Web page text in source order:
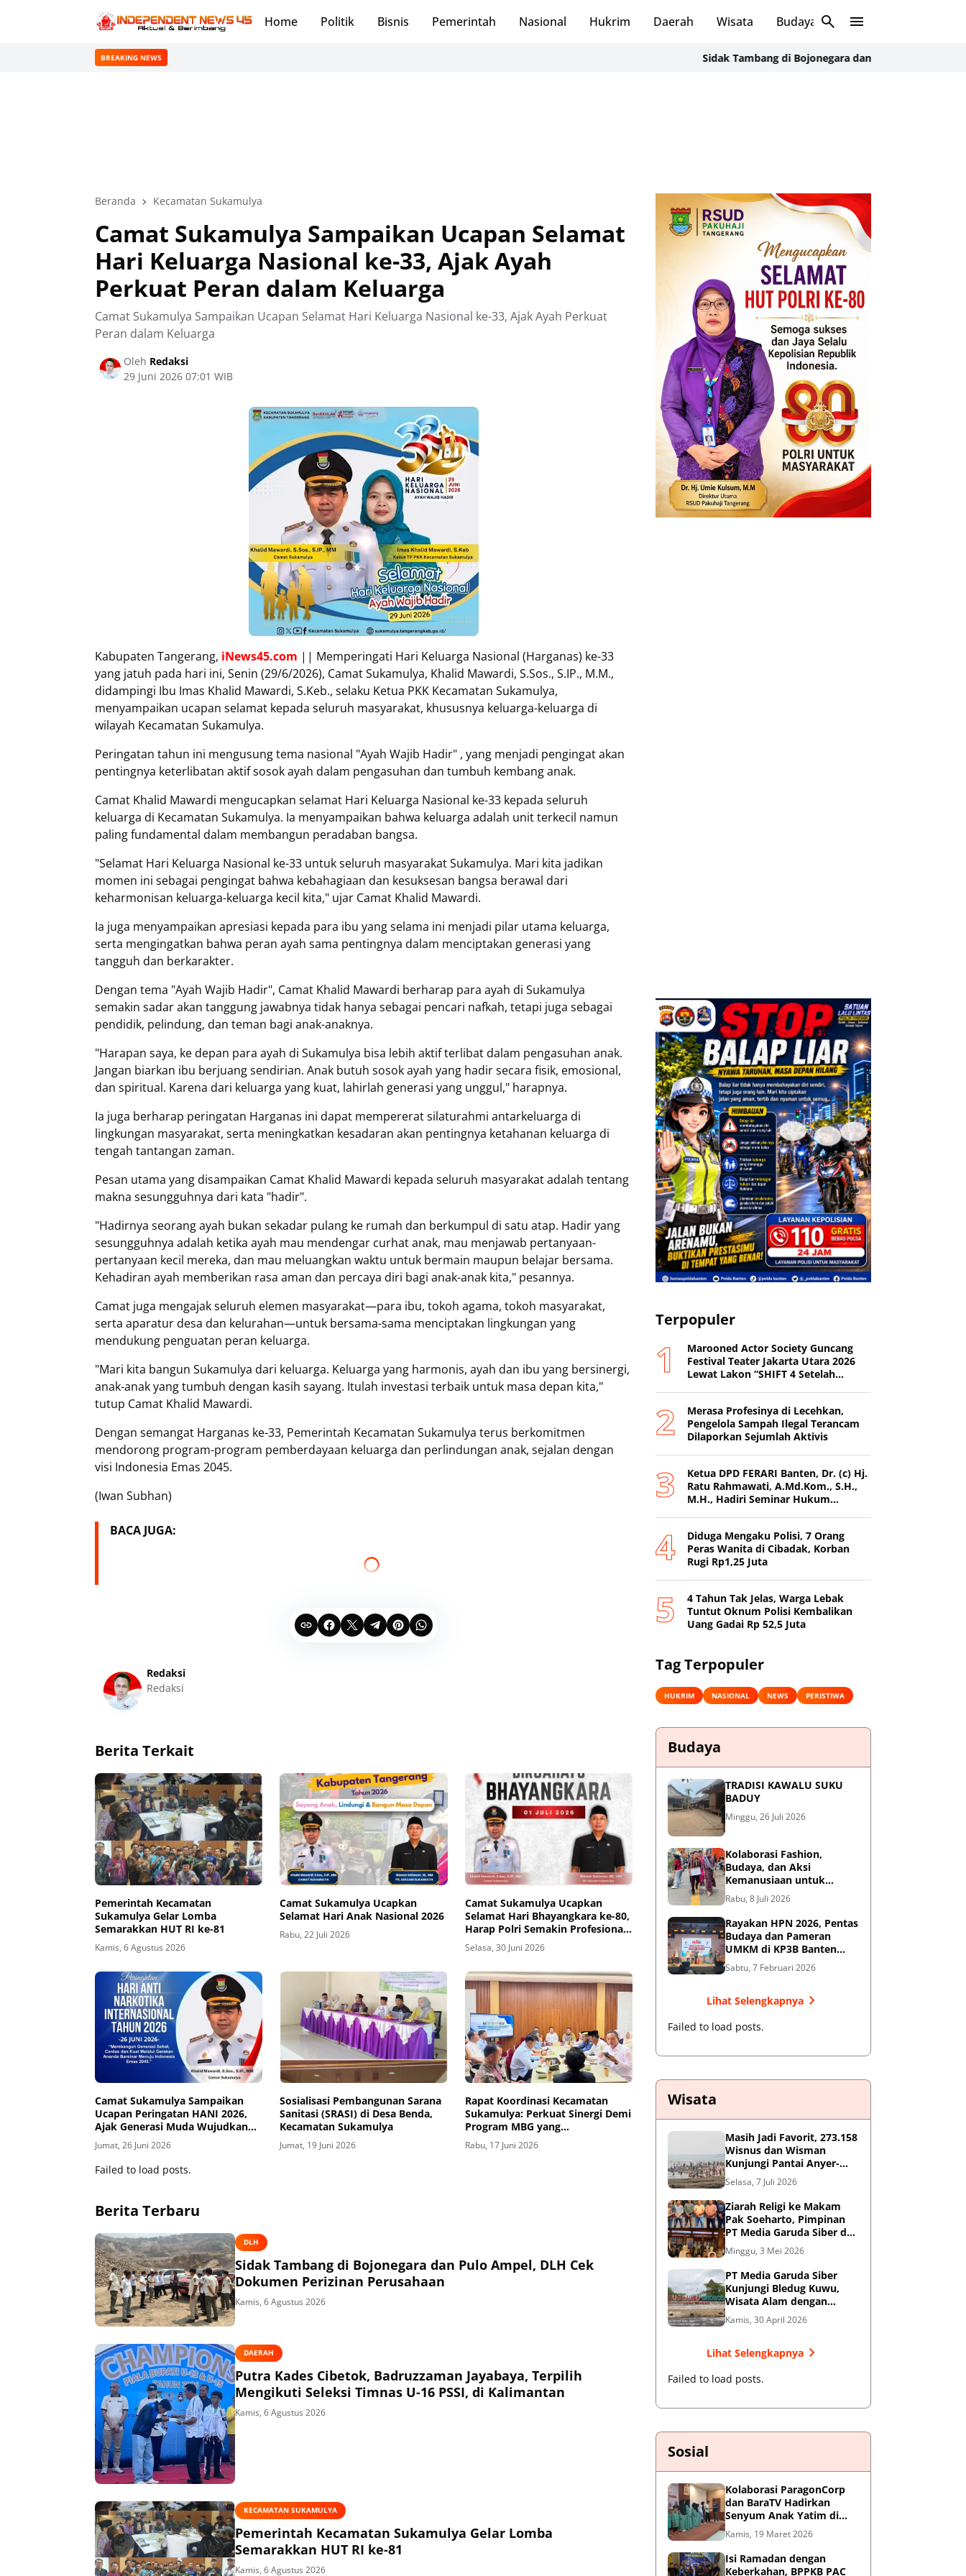
Home Politik Bisnis Pemerintah Nasional Hukrim Daerah Wisata Budaya Sosial
BREAKING NEWS Sidak Tambang di Bojonegara dan Pulo Ampel, DLH Cek
Beranda Kecamatan Sukamulya
Camat Sukamulya Sampaikan Ucapan Selamat
Hari Keluarga Nasional ke-33, Ajak Ayah
Perkuat Peran dalam Keluarga
Camat Sukamulya Sampaikan Ucapan Selamat Hari Keluarga Nasional ke-33, Ajak Ayah Perkuat
Peran dalam Keluarga
Oleh Redaksi
29 Juni 2026 07:01 WIB
Kabupaten Tangerang, iNews45.com || Memperingati Hari Keluarga Nasional (Harganas) ke-33
yang jatuh pada hari ini, Senin (29/6/2026), Camat Sukamulya, Khalid Mawardi, S.Sos., S.IP., M.M.,
didampingi Ibu Imas Khalid Mawardi, S.Keb., selaku Ketua PKK Kecamatan Sukamulya,
menyampaikan ucapan selamat kepada seluruh masyarakat, khususnya keluarga-keluarga di
wilayah Kecamatan Sukamulya.
Peringatan tahun ini mengusung tema nasional "Ayah Wajib Hadir" , yang menjadi pengingat akan
pentingnya keterlibatan aktif sosok ayah dalam pengasuhan dan tumbuh kembang anak.
Camat Khalid Mawardi mengucapkan selamat Hari Keluarga Nasional ke-33 kepada seluruh
keluarga di Kecamatan Sukamulya. Ia menyampaikan bahwa keluarga adalah unit terkecil namun
paling fundamental dalam membangun peradaban bangsa.
"Selamat Hari Keluarga Nasional ke-33 untuk seluruh masyarakat Sukamulya. Mari kita jadikan
momen ini sebagai pengingat bahwa kebahagiaan dan kesuksesan bangsa berawal dari
keharmonisan keluarga-keluarga kecil kita," ujar Camat Khalid Mawardi.
Ia juga menyampaikan apresiasi kepada para ibu yang selama ini menjadi pilar utama keluarga,
serta mengingatkan bahwa peran ayah sama pentingnya dalam menciptakan generasi yang
tangguh dan berkarakter.
Dengan tema "Ayah Wajib Hadir", Camat Khalid Mawardi berharap para ayah di Sukamulya
semakin sadar akan tanggung jawabnya tidak hanya sebagai pencari nafkah, tetapi juga sebagai
pendidik, pelindung, dan teman bagi anak-anaknya.
"Harapan saya, ke depan para ayah di Sukamulya bisa lebih aktif terlibat dalam pengasuhan anak.
Jangan biarkan ibu berjuang sendirian. Anak butuh sosok ayah yang hadir secara fisik, emosional,
dan spiritual. Karena dari keluarga yang kuat, lahirlah generasi yang unggul," harapnya.
Ia juga berharap peringatan Harganas ini dapat mempererat silaturahmi antarkeluarga di
lingkungan masyarakat, serta meningkatkan kesadaran akan pentingnya ketahanan keluarga di
tengah tantangan zaman.
Pesan utama yang disampaikan Camat Khalid Mawardi kepada seluruh masyarakat adalah tentang
makna sesungguhnya dari kata "hadir".
"Hadirnya seorang ayah bukan sekadar pulang ke rumah dan berkumpul di satu atap. Hadir yang
sesungguhnya adalah ketika ayah mau mendengar curhat anak, mau menjawab pertanyaan-
pertanyaan kecil mereka, dan mau meluangkan waktu untuk bermain maupun belajar bersama.
Kehadiran ayah memberikan rasa aman dan percaya diri bagi anak-anak kita," pesannya.
Camat juga mengajak seluruh elemen masyarakat—para ibu, tokoh agama, tokoh masyarakat,
serta aparatur desa dan kelurahan—untuk bersama-sama menciptakan lingkungan yang
mendukung penguatan peran keluarga.
"Mari kita bangun Sukamulya dari keluarga. Keluarga yang harmonis, ayah dan ibu yang bersinergi,
anak-anak yang tumbuh dengan kasih sayang. Itulah investasi terbaik untuk masa depan kita,"
tutup Camat Khalid Mawardi.
Dengan semangat Harganas ke-33, Pemerintah Kecamatan Sukamulya terus berkomitmen
mendorong program-program pemberdayaan keluarga dan perlindungan anak, sejalan dengan
visi Indonesia Emas 2045.
(Iwan Subhan)
BACA JUGA:
Redaksi
Redaksi
Berita Terkait
Pemerintah Kecamatan
Sukamulya Gelar Lomba
Semarakkan HUT RI ke-81
Kamis, 6 Agustus 2026
Camat Sukamulya Ucapkan
Selamat Hari Anak Nasional 2026
Rabu, 22 Juli 2026
Camat Sukamulya Ucapkan
Selamat Hari Bhayangkara ke-80,
Harap Polri Semakin Profesional
dan Dicintai Masyarakat
Selasa, 30 Juni 2026
Camat Sukamulya Sampaikan
Ucapan Peringatan HANI 2026,
Ajak Generasi Muda Wujudkan
Indonesia Emas 2045
Jumat, 26 Juni 2026
Sosialisasi Pembangunan Sarana
Sanitasi (SRASI) di Desa Benda,
Kecamatan Sukamulya
Jumat, 19 Juni 2026
Rapat Koordinasi Kecamatan
Sukamulya: Perkuat Sinergi Demi
Program MBG yang
Berkelanjutan
Rabu, 17 Juni 2026
Failed to load posts.
Berita Terbaru
DLH
Sidak Tambang di Bojonegara dan Pulo Ampel, DLH Cek
Dokumen Perizinan Perusahaan
Kamis, 6 Agustus 2026
DAERAH
Putra Kades Cibetok, Badruzzaman Jayabaya, Terpilih
Mengikuti Seleksi Timnas U-16 PSSI, di Kalimantan
Kamis, 6 Agustus 2026
KECAMATAN SUKAMULYA
Pemerintah Kecamatan Sukamulya Gelar Lomba
Semarakkan HUT RI ke-81
Kamis, 6 Agustus 2026
Terpopuler
Marooned Actor Society Guncang
Festival Teater Jakarta Utara 2026
Lewat Lakon “SHIFT 4 Setelah
Merasa Profesinya di Lecehkan,
Pengelola Sampah Ilegal Terancam
Dilaporkan Sejumlah Aktivis
Ketua DPD FERARI Banten, Dr. (c) Hj.
Ratu Rahmawati, A.Md.Kom., S.H.,
M.H., Hadiri Seminar Hukum
Diduga Mengaku Polisi, 7 Orang
Peras Wanita di Cibadak, Korban
Rugi Rp1,25 Juta
4 Tahun Tak Jelas, Warga Lebak
Tuntut Oknum Polisi Kembalikan
Uang Gadai Rp 52,5 Juta
Tag Terpopuler
HUKRIM NASIONAL NEWS PERISTIWA
Budaya
TRADISI KAWALU SUKU
BADUY
Minggu, 26 Juli 2026
Kolaborasi Fashion,
Budaya, dan Aksi
Kemanusiaan untuk
Pasien Kanker Dhuafa
Rabu, 8 Juli 2026
Rayakan HPN 2026, Pentas
Budaya dan Pameran
UMKM di KP3B Banten
Sedot Antusiasme Warga
Sabtu, 7 Februari 2026
Lihat Selengkapnya
Failed to load posts.
Wisata
Masih Jadi Favorit, 273.158
Wisnus dan Wisman
Kunjungi Pantai Anyer-
Cinangka Selama Libur
Sekolah
Selasa, 7 Juli 2026
Ziarah Religi ke Makam
Pak Soeharto, Pimpinan
PT Media Garuda Siber dan
Redaksi Hormati Jasa Sang
Jendral Besar
Minggu, 3 Mei 2026
PT Media Garuda Siber
Kunjungi Bledug Kuwu,
Wisata Alam dengan
Segudang Keunikan dan
Potensi UMKM
Kamis, 30 April 2026
Lihat Selengkapnya
Failed to load posts.
Sosial
Kolaborasi ParagonCorp
dan BaraTV Hadirkan
Senyum Anak Yatim di
Hotel Le Semar Tangerang
Kamis, 19 Maret 2026
Isi Ramadan dengan
Keberkahan, BPPKB PAC